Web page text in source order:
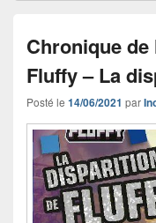
Chronique de
Fluffy – La
Posté le 14/06/2021 par